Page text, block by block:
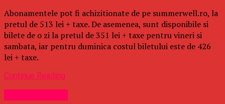
Abonamentele pot fi achizitionate de pe summerwell.ro, la
pretul de 513 lei + taxe. De asemenea, sunt disponibile si
bilete de o zi la pretul de 351 lei + taxe pentru vineri si
sambata, iar pentru duminica costul biletului este de 426
lei + taxe.
Continue Reading